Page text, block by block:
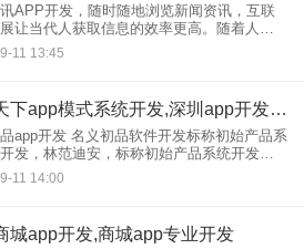
APP开发，随时随地浏览新闻资讯，互联
让当代人获取信息的效率更高。随着人们
的不断提高，在新闻获得资讯对于人们来
常重要的，在应用市场上，新闻，资讯和
11 13:45
军诚天下app模式系统开发,深圳app开发定制
app开发 名义初品软件开发标称初始产品系
发，林范迪安，标称初始产品系统开发，
产品软件开发，标称初始产品app开发，标
品商城开发不断创新运营模式，创造新的
11 14:00
城app开发,商城app专业开发